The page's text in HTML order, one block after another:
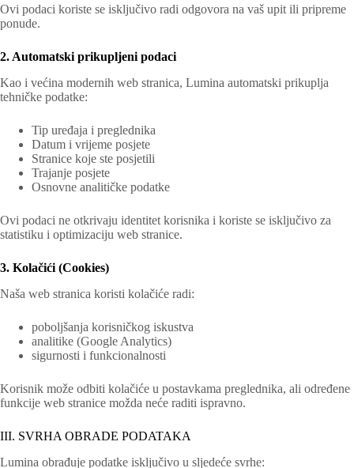
Ovi podaci koriste se isključivo radi odgovora na vaš upit ili pripreme
ponude.
2. Automatski prikupljeni podaci
Kao i većina modernih web stranica, Lumina automatski prikuplja
tehničke podatke:
Tip uređaja i preglednika
Datum i vrijeme posjete
Stranice koje ste posjetili
Trajanje posjete
Osnovne analitičke podatke
Ovi podaci ne otkrivaju identitet korisnika i koriste se isključivo za
statistiku i optimizaciju web stranice.
3. Kolačići (Cookies)
Naša web stranica koristi kolačiće radi:
poboljšanja korisničkog iskustva
analitike (Google Analytics)
sigurnosti i funkcionalnosti
Korisnik može odbiti kolačiće u postavkama preglednika, ali određene
funkcije web stranice možda neće raditi ispravno.
III. SVRHA OBRADE PODATAKA
Lumina obrađuje podatke isključivo u sljedeće svrhe: